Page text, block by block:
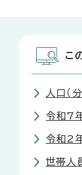
こ
人口（
令和7
令和2
世帯人